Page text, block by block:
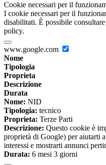
Cookie necessari per il
I cookie necessari per il
disabilitati. È possibile
policy.
www.google.com
Nome
Tipologia
Proprieta
Descrizione
Durata
Nome: NID
Tipologia: tecnico
Proprieta: Terze Parti
Descrizione: Questo cookie è
proprietà di Google) per aiutarti
interessi e mostrarti annunci
Durata: 6 mesi 3 giorni